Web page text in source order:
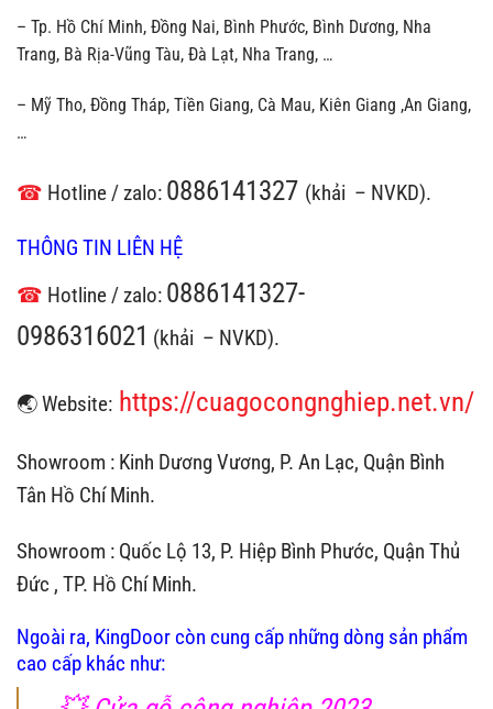
– Tp. Hồ Chí Minh, Đồng Nai, Bình Phước, Bình Dương, Nha
Trang, Bà Rịa-Vũng Tàu, Đà Lạt, Nha Trang, …
– Mỹ Tho, Đồng Tháp, Tiền Giang, Cà Mau, Kiên Giang ,An Giang,
…
☎ Hotline / zalo: 0886141327 (khải – NVKD).
THÔNG TIN LIÊN HỆ
☎ Hotline / zalo: 0886141327-
0986316021 (khải – NVKD).
🌏 Website: https://cuagocongnghiep.net.vn/
Showroom : Kinh Dương Vương, P. An Lạc, Quận Bình
Tân Hồ Chí Minh.
Showroom : Quốc Lộ 13, P. Hiệp Bình Phước, Quận Thủ
Đức , TP. Hồ Chí Minh.
Ngoài ra, KingDoor còn cung cấp những dòng sản phẩm
cao cấp khác như: